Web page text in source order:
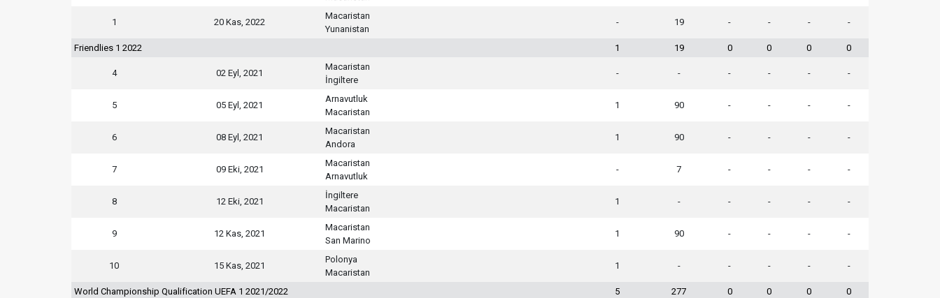
1 20 Kas, 2022
Macaristan
Yunanistan
- 19 - - - -
Friendlies 1 2022 1 19 0 0 0 0
4 02 Eyl, 2021
Macaristan
İngiltere
- - - - - -
5 05 Eyl, 2021
Arnavutluk
Macaristan
1 90 - - - -
6 08 Eyl, 2021
Macaristan
Andora
1 90 - - - -
7 09 Eki, 2021
Macaristan
Arnavutluk
- 7 - - - -
8 12 Eki, 2021
İngiltere
Macaristan
1 - - - - -
9 12 Kas, 2021
Macaristan
San Marino
1 90 - - - -
10 15 Kas, 2021
Polonya
Macaristan
1 - - - - -
World Championship Qualification UEFA 1 2021/2022 5 277 0 0 0 0